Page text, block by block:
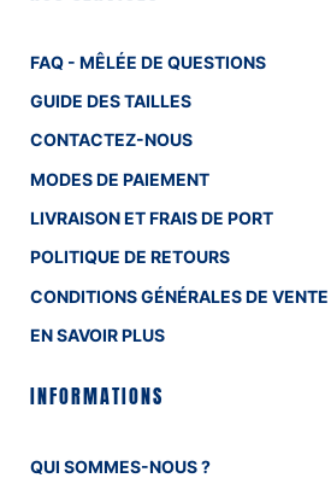
FAQ - MÊLÉE DE QUESTIONS
GUIDE DES TAILLES
CONTACTEZ-NOUS
MODES DE PAIEMENT
LIVRAISON ET FRAIS DE PORT
POLITIQUE DE RETOURS
CONDITIONS GÉNÉRALES DE VENTE
EN SAVOIR PLUS
INFORMATIONS
QUI SOMMES-NOUS ?